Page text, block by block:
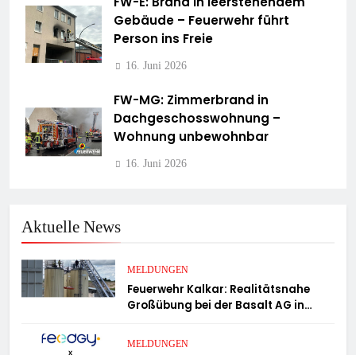
Gebäude – Feuerwehr führt
Person ins Freie
16. Juni 2026
FW-MG: Zimmerbrand in
Dachgeschosswohnung –
Wohnung unbewohnbar
16. Juni 2026
Aktuelle News
MELDUNGEN
Feuerwehr Kalkar: Realitätsnahe
Großübung bei der Basalt AG in
Einsatzkräfte
MELDUNGEN